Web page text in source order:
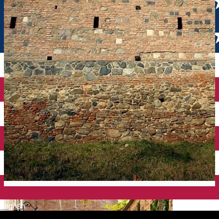
English